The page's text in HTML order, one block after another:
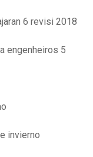
6 revisi 2018
engenheiros 5
invierno